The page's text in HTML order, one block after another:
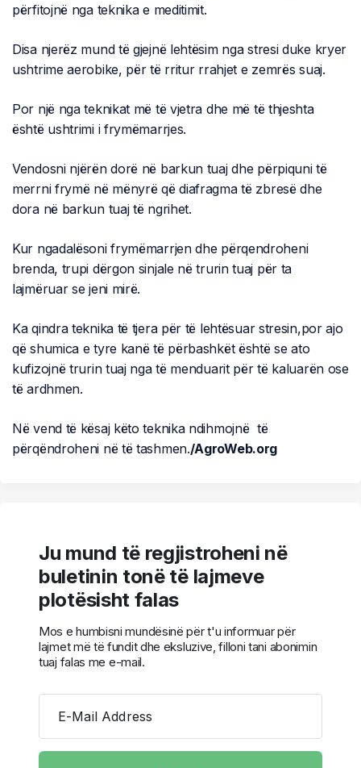
përfitojnë nga teknika e meditimit.
Disa njerëz mund të gjejnë lehtësim nga stresi duke kryer
ushtrime aerobike, për të rritur rrahjet e zemrës suaj.
Por një nga teknikat më të vjetra dhe më të thjeshta
është ushtrimi i frymëmarrjes.
Vendosni njërën dorë në barkun tuaj dhe përpiquni të
merrni frymë në mënyrë që diafragma të zbresë dhe
dora në barkun tuaj të ngrihet.
Kur ngadalësoni frymëmarrjen dhe përqendroheni
brenda, trupi dërgon sinjale në trurin tuaj për ta
lajmëruar se jeni mirë.
Ka qindra teknika të tjera për të lehtësuar stresin,por ajo
që shumica e tyre kanë të përbashkët është se ato
kufizojnë trurin tuaj nga të menduarit për të kaluarën ose
të ardhmen.
Në vend të kësaj këto teknika ndihmojnë të
përqëndroheni në të tashmen./AgroWeb.org
Ju mund të regjistroheni në
buletinin tonë të lajmeve
plotësisht falas
Mos e humbisni mundësinë për t'u informuar për
lajmet më të fundit dhe eksluzive, filloni tani abonimin
tuaj falas me e-mail.
E-Mail Address